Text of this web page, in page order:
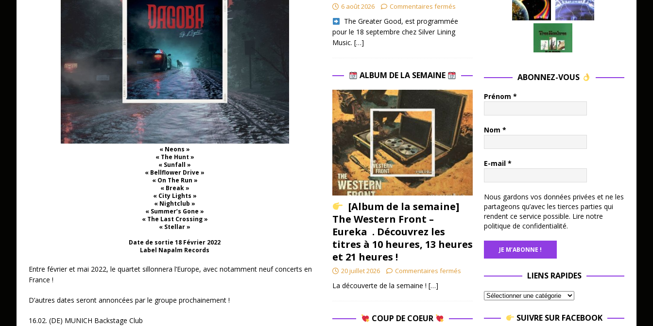
« Neons »
« The Hunt »
« Sunfall »
« Bellflower Drive »
« On The Run »
« Break »
« City Lights »
« Nightclub »
« Summer’s Gone »
« The Last Crossing »
« Stellar »
Date de sortie 18 Février 2022
Label Napalm Records
Entre février et mai 2022, le quartet sillonnera l’Europe, avec notamment neuf concerts en
France !
D’autres dates seront annoncées par le groupe prochainement !
16.02. (DE) MUNICH Backstage Club
6 août 2026 Commentaires fermés
​ The Greater Good, est programmée
pour le 18 septembre chez Silver Lining
Music. […]
ALBUM DE LA SEMAINE
[Album de la semaine]
The Western Front –
Eureka . Découvrez les
titres à 10 heures, 13 heures
et 21 heures !
20 juillet 2026 Commentaires fermés
La découverte de la semaine ! […]
COUP DE COEUR
ABONNEZ-VOUS
Prénom *
Nom *
E-mail *
Nous gardons vos données privées et ne les
partageons qu’avec les tierces parties qui
rendent ce service possible. Lire notre
politique de confidentialité.
LIENS RAPIDES
SUIVRE SUR FACEBOOK